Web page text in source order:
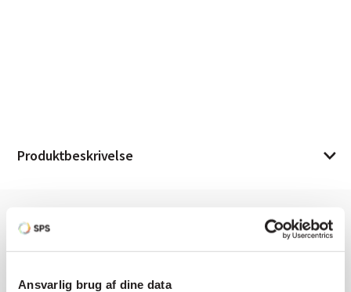
Ansvarlig brug af dine data
Produktbeskrivelse
Har du brug for hjælp? Vi sidder
klar ved telefonen